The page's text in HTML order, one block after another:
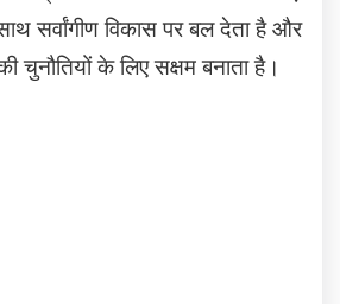
सर्वांगीण विकास पर बल देता है और
की चुनौतियों के लिए सक्षम बनाता है।